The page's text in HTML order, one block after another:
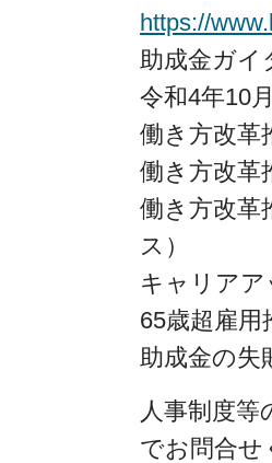
https://
助成金ガイ
令和4年10
働き方改革
働き方改革
働き方改革
ス）
キャリアア
65歳超雇用
助成金の失
人事制度等
でお問合せ